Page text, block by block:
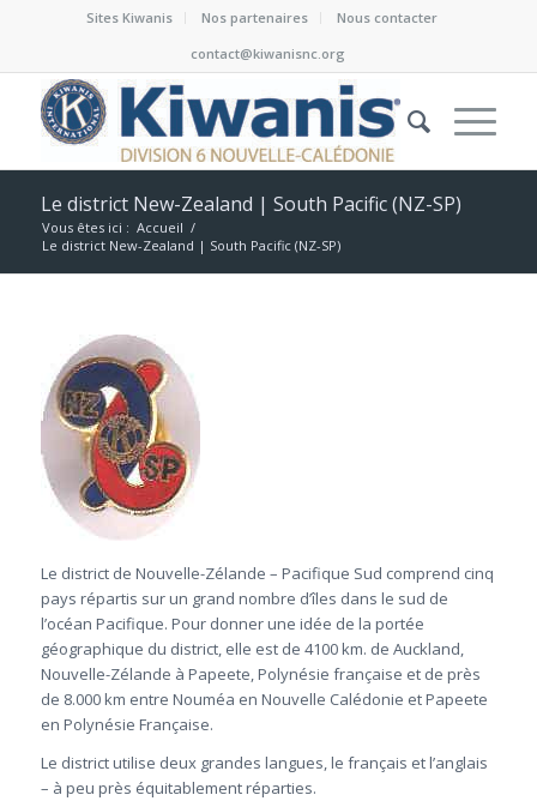
Sites Kiwanis Nos partenaires
Nous contacter
contact@kiwanisnc.org
Le district New-Zealand | South Pacific (NZ-SP)
Vous êtes ici : Accueil /
Le district New-Zealand | South Pacific (NZ-SP)
Le district de Nouvelle-Zélande – Pacifique Sud comprend cinq
pays répartis sur un grand nombre d’îles dans le sud de
l’océan Pacifique. Pour donner une idée de la portée
géographique du district, elle est de 4100 km. de Auckland,
Nouvelle-Zélande à Papeete, Polynésie française et de près
de 8.000 km entre Nouméa en Nouvelle Calédonie et Papeete
en Polynésie Française.
Le district utilise deux grandes langues, le français et l’anglais
– à peu près équitablement réparties.